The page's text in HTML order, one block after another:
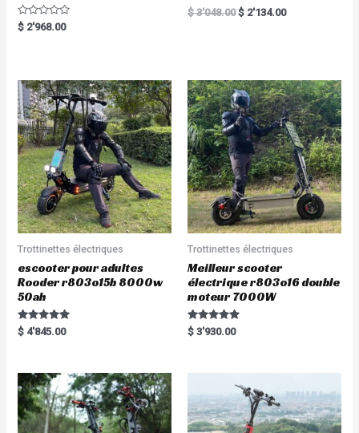
R
a
o
u
t
o
f
5
$ 2'968.00
R
a
t
o
f
5
$3'048.00 $ 2'134.00
Trottinettes électriques
escooter pour adultes
Rooder r803o15b 8000w
50ah
Rated
5.00
$ 4'845.00
Trottinettes électriques
Meilleur scooter
électrique r803o16 double
moteur 7000W
Rated
5.00
$ 3'930.00